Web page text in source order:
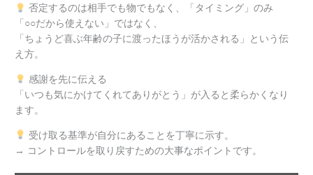
否定するのは相手でも物でもなく、「タイミング」のみ
「○○だから使えない」ではなく、
「ちょうど喜ぶ年齢の子に渡ったほうが活かされる」という伝
え方。
感謝を先に伝える
「いつも気にかけてくれてありがとう」が入ると柔らかくなり
ます。
受け取る基準が自分にあることを丁寧に示す。
→ コントロールを取り戻すための大事なポイントです。